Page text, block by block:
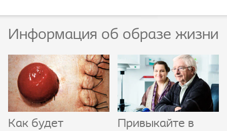
Информация об образе жизни
Как будет
Привыкайте в